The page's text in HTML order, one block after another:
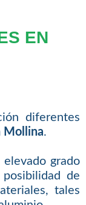
EN
diferentes
Mollina.
grado
de
tales